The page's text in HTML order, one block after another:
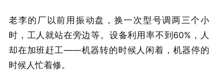
老李的厂以前用振动盘，换一次型号调两三个小
时，工人就站在旁边等。设备利用率不到60%，人
却在加班赶工——机器转的时候人闲着，机器停的
时候人忙着修。